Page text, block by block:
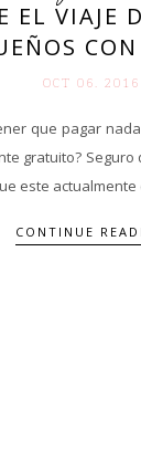
EL VIAJE
OCT 06. 2016
que pagar
gratuito?
este actualmente
CONTINUE